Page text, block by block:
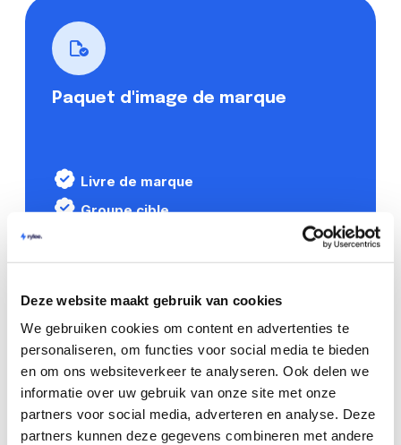
Deze website maakt gebruik van cookies
We gebruiken cookies om content en advertenties te
personaliseren, om functies voor social media te bieden
en om ons websiteverkeer te analyseren. Ook delen we
informatie over uw gebruik van onze site met onze
partners voor social media, adverteren en analyse. Deze
partners kunnen deze gegevens combineren met andere
Paquet d'image de marque
Livre de marque
Groupe cible
Couleurs, formes et typographie
Essai gratuit pendant 14 jours
€279ex. btw
Nous prenons en compte...Tout